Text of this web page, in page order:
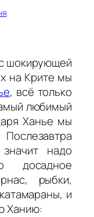
шокирующей
на Крите мы
, всё только
любимый
Ханье мы
надо
досадное
рыбки,
и
Ханию: